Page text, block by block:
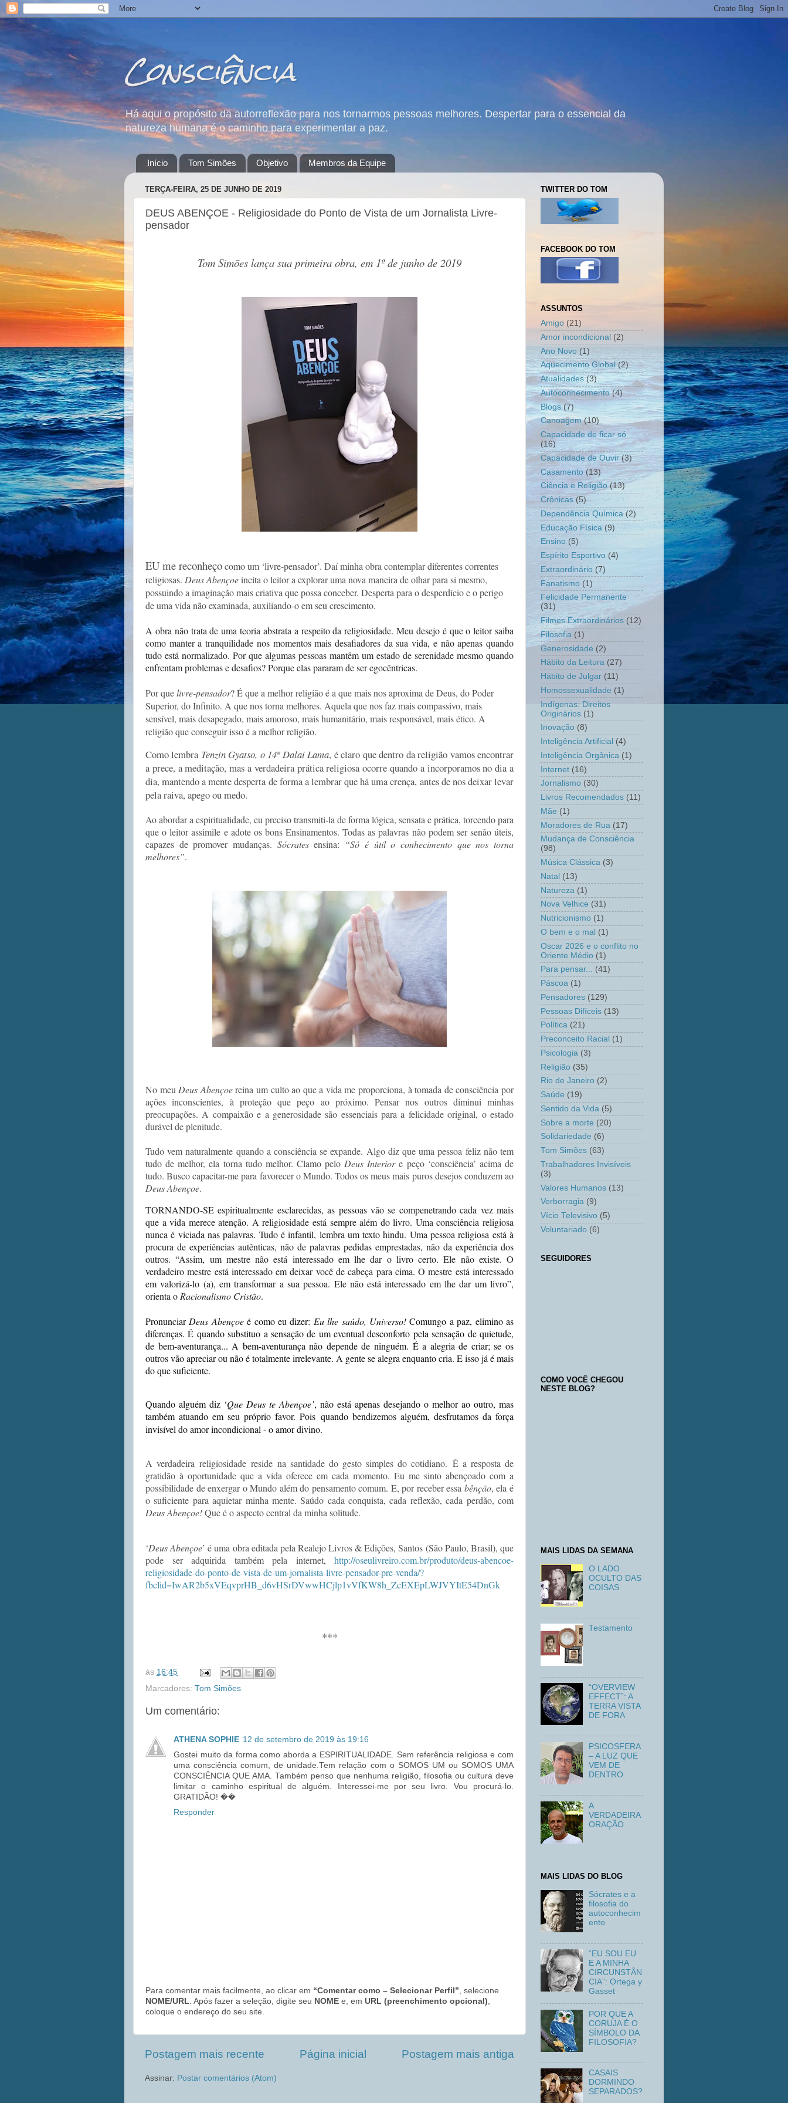
Consciência
Há aqui o propósito da autorreflexão para nos tornarmos pessoas melhores. Despertar para o essencial da
natureza humana é o caminho para experimentar a paz.
Início Tom Simões Objetivo Membros da Equipe
TERÇA-FEIRA, 25 DE JUNHO DE 2019
DEUS ABENÇOE - Religiosidade do Ponto de Vista de um Jornalista Livre-
pensador
Tom Simões lança sua primeira obra, em 1º de junho de 2019
EU me reconheçocomo um ‘livre-pensador’. Daí minha obra contemplar diferentes correntes
religiosas. Deus Abençoeincita o leitor a explorar uma nova maneira de olhar para si mesmo,
possuindo a imaginação mais criativa que possa conceber. Desperta para o desperdício e o perigo
de uma vida não examinada, auxiliando-o em seu crescimento.
A obra não trata de uma teoria abstrata a respeito da religiosidade. Meu desejo é que o leitor saiba
como manter a tranquilidade nos momentos mais desafiadores da sua vida, e não apenas quando
tudo está normalizado. Por que algumas pessoas mantêm um estado de serenidade mesmo quando
enfrentam problemas e desafios? Porque elas pararam de ser egocêntricas.
Por quelivre-pensador? É que a melhor religião é a que mais nos aproxima de Deus, do Poder
Superior, do Infinito. A que nos torna melhores. Aquela que nos faz mais compassivo, mais
sensível, mais desapegado, mais amoroso, mais humanitário, mais responsável, mais ético. A
religião que conseguir isso é a melhor religião.
Como lembra Tenzin Gyatso, o 14º Dalai Lama, é claro que dentro da religião vamos encontrar
a prece, a meditação, mas a verdadeira prática religiosa ocorre quando a incorporamos no dia a
dia, mantendo a mente desperta de forma a lembrar que há uma crença, antes de nos deixar levar
pela raiva, apego ou medo.
Ao abordar a espiritualidade, eu preciso transmiti-la de forma lógica, sensata e prática, torcendo para
que o leitor assimile e adote os bons Ensinamentos. Todas as palavras não podem ser senão úteis,
capazes de promover mudanças. Sócratesensina: “Só é útil o conhecimento que nos torna
melhores”.
No meu Deus Abençoereina um culto ao que a vida me proporciona, à tomada de consciência por
ações inconscientes, à proteção que peço ao próximo. Pensar nos outros diminui minhas
preocupações. A compaixão e a generosidade são essenciais para a felicidade original, o estado
durável de plenitude.
Tudo vem naturalmente quando a consciência se expande. Algo diz que uma pessoa feliz não tem
tudo de melhor, ela torna tudo melhor. Clamo pelo Deus Interiore peço ‘consciência’ acima de
tudo. Busco capacitar-me para favorecer o Mundo. Todos os meus mais puros desejos conduzem ao
Deus Abençoe.
TORNANDO-SE espiritualmente esclarecidas, as pessoas vão se compenetrando cada vez mais
que a vida merece atenção. A religiosidade está sempre além do livro. Uma consciência religiosa
nunca é viciada nas palavras. Tudo é infantil, lembra um texto hindu. Uma pessoa religiosa está à
procura de experiências autênticas, não de palavras pedidas emprestadas, não da experiência dos
outros. “Assim, um mestre não está interessado em lhe dar o livro certo. Ele não existe. O
verdadeiro mestre está interessado em deixar você de cabeça para cima. O mestre está interessado
em valorizá-lo (a), em transformar a sua pessoa. Ele não está interessado em lhe dar um livro”,
orienta o Racionalismo Cristão.
Pronunciar Deus Abençoeé como eu dizer: Eu lhe saúdo, Universo! Comungo a paz, elimino as
diferenças. É quando substituo a sensação de um eventual desconforto pela sensação de quietude,
de bem-aventurança... A bem-aventurança não depende de ninguém. É a alegria de criar; se os
outros vão apreciar ou não é totalmente irrelevante. A gente se alegra enquanto cria. E isso já é mais
do que suficiente.
Quando alguém diz ‘Que Deus te Abençoe’, não está apenas desejando o melhor ao outro, mas
também atuando em seu próprio favor. Pois quando bendizemos alguém, desfrutamos da força
invisível do amor incondicional - o amor divino.
A verdadeirareligiosidade reside na santidade do gesto simples do cotidiano. É a resposta de
gratidão à oportunidade que a vida oferece em cada momento. Eu me sinto abençoado com a
possibilidade de enxergar o Mundo além do pensamento comum. E, por receber essa bênção, ela é
o suficiente para aquietar minha mente. Saúdo cada conquista, cada reflexão, cada perdão, com
Deus Abençoe!Que é o aspecto central da minha solitude.
‘Deus Abençoe’ é uma obra editada pela Realejo Livros & Edições, Santos (São Paulo, Brasil), que
pode ser adquirida também pela internet, http://oseulivreiro.com.br/produto/deus-abencoe-
religiosidade-do-ponto-de-vista-de-um-jornalista-livre-pensador-pre-venda/?
fbclid=IwAR2b5xVEqvprHB_d6vHSrDVwwHCjlp1vVfKW8h_ZcEXEpLWJVYItE54DnGk
***
às 16:45
Marcadores: Tom Simões
Um comentário:
ATHENA SOPHIE 12 de setembro de 2019 às 19:16
Gostei muito da forma como aborda a ESPIRITUALIDADE. Sem referência religiosa e com
uma consciência comum, de unidade.Tem relação com o SOMOS UM ou SOMOS UMA
CONSCIÊNCIA QUE AMA. Também penso que nenhuma religião, filosofia ou cultura deve
limitar o caminho espiritual de alguém. Interessei-me por seu livro. Vou procurá-lo.
GRATIDÃO! ��
Responder
Para comentar mais facilmente, ao clicar em “Comentar como – Selecionar Perfil”, selecione
NOME/URL. Após fazer a seleção, digite seu NOME e, em URL (preenchimento opcional),
coloque o endereço do seu site.
Postagem mais recente Postagem mais antiga
Página inicial
Assinar: Postar comentários (Atom)
TWITTER DO TOM
FACEBOOK DO TOM
ASSUNTOS
Amigo (21)
Amor incondicional (2)
Ano Novo (1)
Aquecimento Global (2)
Atualidades (3)
Autoconhecimento (4)
Blogs (7)
Canoagem (10)
Capacidade de ficar só
(16)
Capacidade de Ouvir (3)
Casamento (13)
Ciência e Religião (13)
Crônicas (5)
Dependência Química (2)
Educação Física (9)
Ensino (5)
Espírito Esportivo (4)
Extraordinário (7)
Fanatismo (1)
Felicidade Permanente
(31)
Filmes Extraordinários (12)
Filosofia (1)
Generosidade (2)
Hábito da Leitura (27)
Hábito de Julgar (11)
Homossexualidade (1)
Indígenas: Direitos
Originários (1)
Inovação (8)
Inteligência Artificial (4)
Inteligência Orgânica (1)
Internet (16)
Jornalismo (30)
Livros Recomendados (11)
Mãe (1)
Moradores de Rua (17)
Mudança de Consciência
(98)
Música Clássica (3)
Natal (13)
Natureza (1)
Nova Velhice (31)
Nutricionismo (1)
O bem e o mal (1)
Oscar 2026 e o conflito no
Oriente Médio (1)
Para pensar... (41)
Páscoa (1)
Pensadores (129)
Pessoas Difíceis (13)
Política (21)
Preconceito Racial (1)
Psicologia (3)
Religião (35)
Rio de Janeiro (2)
Saúde (19)
Sentido da Vida (5)
Sobre a morte (20)
Solidariedade (6)
Tom Simões (63)
Trabalhadores Invisíveis
(3)
Valores Humanos (13)
Verborragia (9)
Vício Televisivo (5)
Voluntariado (6)
SEGUIDORES
COMO VOCÊ CHEGOU
NESTE BLOG?
MAIS LIDAS DA SEMANA
O LADO
OCULTO DAS
COISAS
Testamento
“OVERVIEW
EFFECT”: A
TERRA VISTA
DE FORA
PSICOSFERA
– A LUZ QUE
VEM DE
DENTRO
A
VERDADEIRA
ORAÇÃO
MAIS LIDAS DO BLOG
Sócrates e a
filosofia do
autoconhecim
ento
“EU SOU EU
E A MINHA
CIRCUNSTÂN
CIA”: Ortega y
Gasset
POR QUE A
CORUJA É O
SÍMBOLO DA
FILOSOFIA?
CASAIS
DORMINDO
SEPARADOS?